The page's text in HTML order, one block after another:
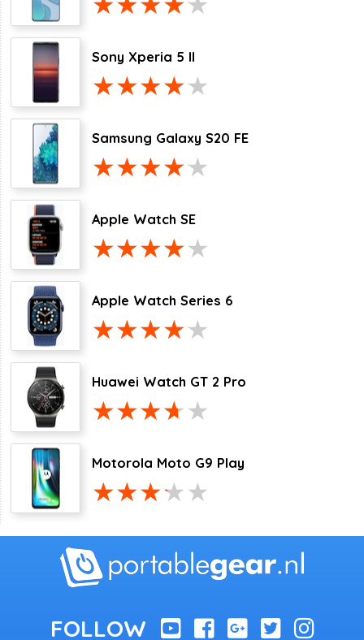
Sony Xperia 5 II
Samsung Galaxy S20 FE
Apple Watch SE
Apple Watch Series 6
Huawei Watch GT 2 Pro
Motorola Moto G9 Play